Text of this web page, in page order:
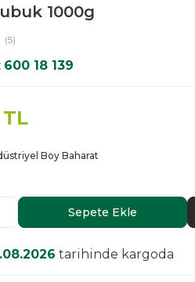
1000g
(5)
600 18 139
TL
Boy Baharat
Sepete Ekle
tarihinde kargoda